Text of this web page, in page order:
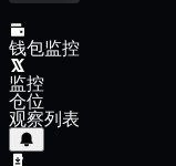
钱包监控
监控
仓位
观察列表